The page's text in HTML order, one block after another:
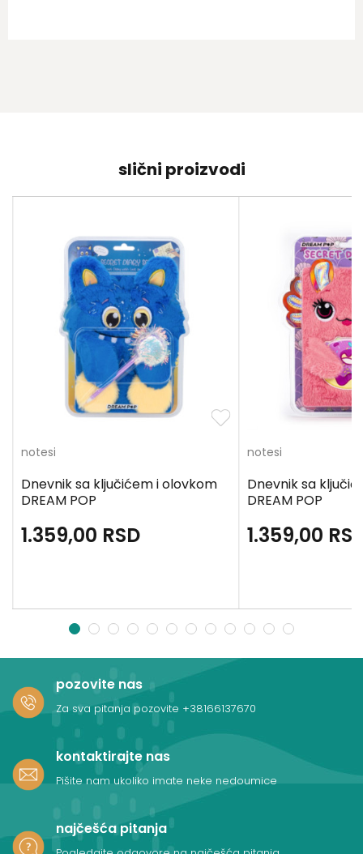
slični proizvodi
notesi
Dnevnik sa ključićem i olovkom
DREAM POP
1.359,00 RSD
notesi
Dnevnik sa
DREAM POP
1.359,00
1 2 3 4 5 6 7 8 9 10 11 12
pozovite nas
Za sva pitanja pozovite +38166137670
kontaktirajte nas
Pišite nam ukoliko imate neke nedoumice
najčešća pitanja